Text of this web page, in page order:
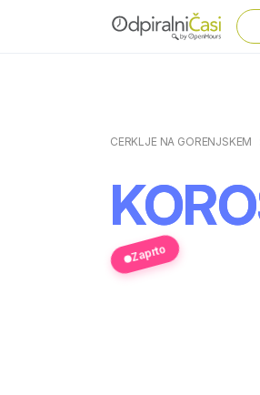
CERKLJE NA GORENJSKEM
Zaprto